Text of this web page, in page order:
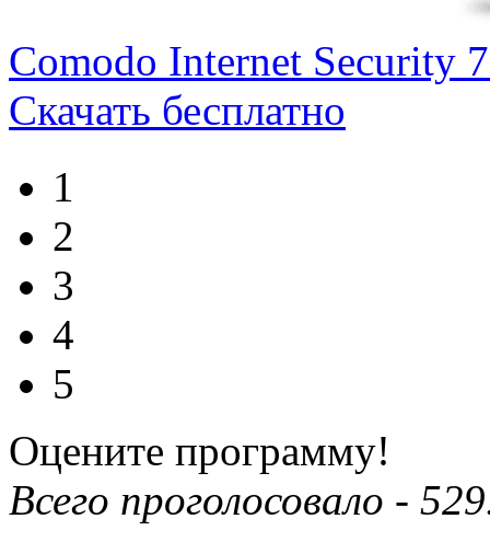
Comodo Internet Security
Скачать бесплатно
1
2
3
4
5
Оцените программу!
Всего проголосовало - 529